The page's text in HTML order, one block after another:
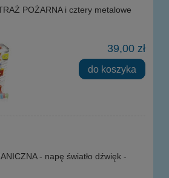
POŻARNA i cztery metalowe
39,00 zł
do koszyka
- napę światło dźwięk -